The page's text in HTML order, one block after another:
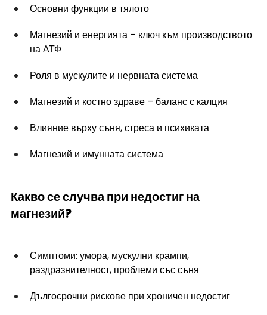
Основни функции в тялото
Магнезий и енергията – ключ към производството
на АТФ
Роля в мускулите и нервната система
Магнезий и костно здраве – баланс с калция
Влияние върху съня, стреса и психиката
Магнезий и имунната система
Какво се случва при недостиг на
магнезий?
Симптоми: умора, мускулни крампи,
раздразнителност, проблеми със съня
Дългосрочни рискове при хроничен недостиг